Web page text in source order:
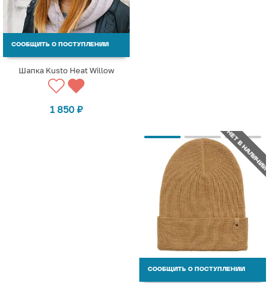
СООБЩИТЬ О ПОСТУПЛЕНИИ
Шапка Kusto Heat Willow
1 850 ₽
НЕТ В НАЛИЧИИ
СООБЩИТЬ О ПОСТУПЛЕНИИ